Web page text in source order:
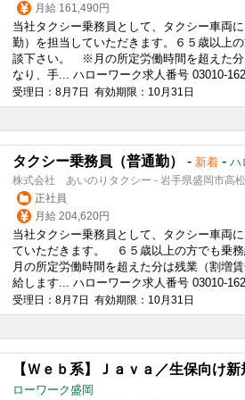
月給 161,490円
当社タクシー乗務員として、タクシー車両
勤）を担当していただきます。６５歳以上
談下さい。 ※月の所定労働時間を超えた分
なり、手... ハローワーク求人番号 03010-
受理日：8月7日 有効期限：10月31日
タクシー乗務員（普通勤） - 新着 - ハ
株式会社 あいのりタクシー - 岩手県盛岡市高
正社員
月給 204,620円
当社タクシー乗務員として、タクシー車両
ていただきます。 ６５歳以上の方でも乗
月の所定労働時間を超えた分は残業（割増
給します... ハローワーク求人番号 03010-
受理日：8月7日 有効期限：10月31日
【Ｗｅｂ系】Ｊａｖａ／生保向け
ローワーク盛岡